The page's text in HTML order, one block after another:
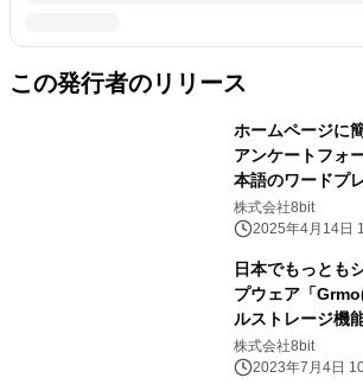
この発行者のリリース
ホームページに
アンケートフォ
本語のワードプ
グイン 「Easy
ース
株式会社8bit
2025年4月14日
日本でもっとも
プウェア「
ルストレージ機
提供開始
株式会社8bit
2023年7月4日